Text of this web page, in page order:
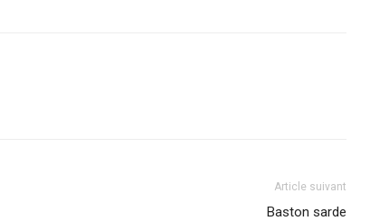
Article suivant
Baston sarde